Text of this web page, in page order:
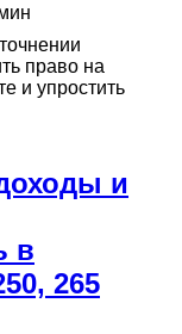
право на
и упростить
и
в
265